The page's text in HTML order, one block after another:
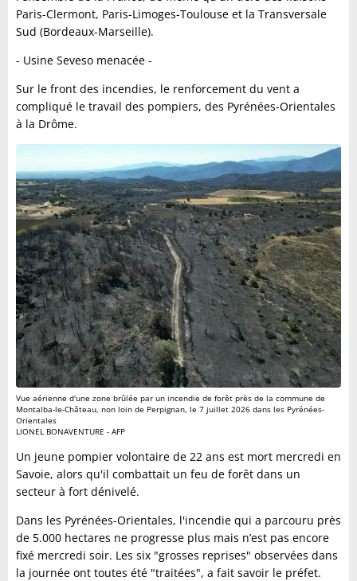
Paris-Clermont, Paris-Limoges-Toulouse et la Transversale
Sud (Bordeaux-Marseille).
- Usine Seveso menacée -
Sur le front des incendies, le renforcement du vent a
compliqué le travail des pompiers, des Pyrénées-Orientales
à la Drôme.
Vue aérienne d'une zone brûlée par un incendie de forêt près de la commune de
Montalba-le-Château, non loin de Perpignan, le 7 juillet 2026 dans les Pyrénées-
Orientales
LIONEL BONAVENTURE - AFP
Un jeune pompier volontaire de 22 ans est mort mercredi en
Savoie, alors qu'il combattait un feu de forêt dans un
secteur à fort dénivelé.
Dans les Pyrénées-Orientales, l'incendie qui a parcouru près
de 5.000 hectares ne progresse plus mais n’est pas encore
fixé mercredi soir. Les six "grosses reprises" observées dans
la journée ont toutes été "traitées", a fait savoir le préfet.